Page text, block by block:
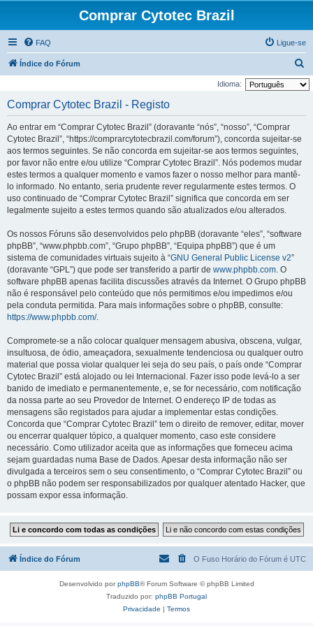
Comprar Cytotec Brazil
FAQ Ligue-se
Índice do Fórum
e
Idioma:
Comprar Cytotec Brazil - Registo
Ao entrar em “Comprar Cytotec Brazil” (doravante “nós”, “nosso”, “Comprar
Cytotec Brazil”, “https://comprarcytotecbrazil.com/forum”), concorda sujeitar-se
aos termos seguintes. Se não concorda em sujeitar-se aos termos seguintes,
por favor não entre e/ou utilize “Comprar Cytotec Brazil”. Nós podemos mudar
estes termos a qualquer momento e vamos fazer o nosso melhor para mantê-
lo informado. No entanto, seria prudente rever regularmente estes termos. O
uso continuado de “Comprar Cytotec Brazil” significa que concorda em ser
legalmente sujeito a estes termos quando são atualizados e/ou alterados.
Os nossos Fóruns são desenvolvidos pelo phpBB (doravante “eles”, “software
phpBB”, “www.phpbb.com”, “Grupo phpBB”, “Equipa phpBB”) que é um
sistema de comunidades virtuais sujeito à “GNU General Public License v2”
(doravante “GPL”) que pode ser transferido a partir de www.phpbb.com. O
software phpBB apenas facilita discussões através da Internet. O Grupo phpBB
não é responsável pelo conteúdo que nós permitimos e/ou impedimos e/ou
pela conduta permitida. Para mais informações sobre o phpBB, consulte:
https://www.phpbb.com/.
Compromete-se a não colocar qualquer mensagem abusiva, obscena, vulgar,
insultuosa, de ódio, ameaçadora, sexualmente tendenciosa ou qualquer outro
material que possa violar qualquer lei seja do seu país, o país onde “Comprar
Cytotec Brazil” está alojado ou lei Internacional. Fazer isso pode levá-lo a ser
banido de imediato e permanentemente, e, se for necessário, com notificação
da nossa parte ao seu Provedor de Internet. O endereço IP de todas as
mensagens são registados para ajudar a implementar estas condições.
Concorda que “Comprar Cytotec Brazil” tem o direito de remover, editar, mover
ou encerrar qualquer tópico, a qualquer momento, caso este considere
necessário. Como utilizador aceita que as informações que forneceu acima
sejam guardadas numa Base de Dados. Apesar desta informação não ser
divulgada a terceiros sem o seu consentimento, o “Comprar Cytotec Brazil” ou
o phpBB não podem ser responsabilizados por qualquer atentado Hacker, que
possam expor essa informação.
Índice do Fórum O Fuso Horário do Fórum é UTC
Desenvolvido porphpBB® Forum Software © phpBB Limited
Traduzido por: phpBB Portugal
Privacidade | Termos